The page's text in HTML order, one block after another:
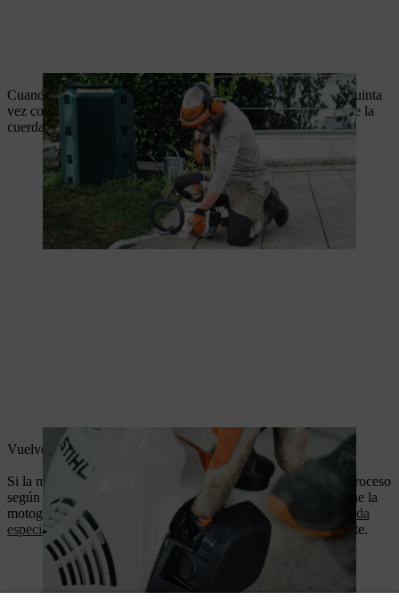
Cuando el motor se ponga en marcha, o después de tirar por quinta
vez como mucho, abre el estrangulador ajustando la palanca de la
cuerda de arranque.
Vuelve a tirar de la cuerda de arranque. El motor arrancará.
Si la motoguadaña sigue sin arrancar, vuelve a comprobar el proceso
según el manual de instrucciones. En el caso improbable de que la
motoguadaña no pueda arrancar, ponte en contacto con tu
tienda
especializada. Estará a tu disposición para asesorarte y ayudarte.